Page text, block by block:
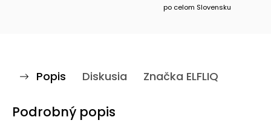
po celom Slovensku
Popis Diskusia Značka ELFLIQ
Podrobný popis